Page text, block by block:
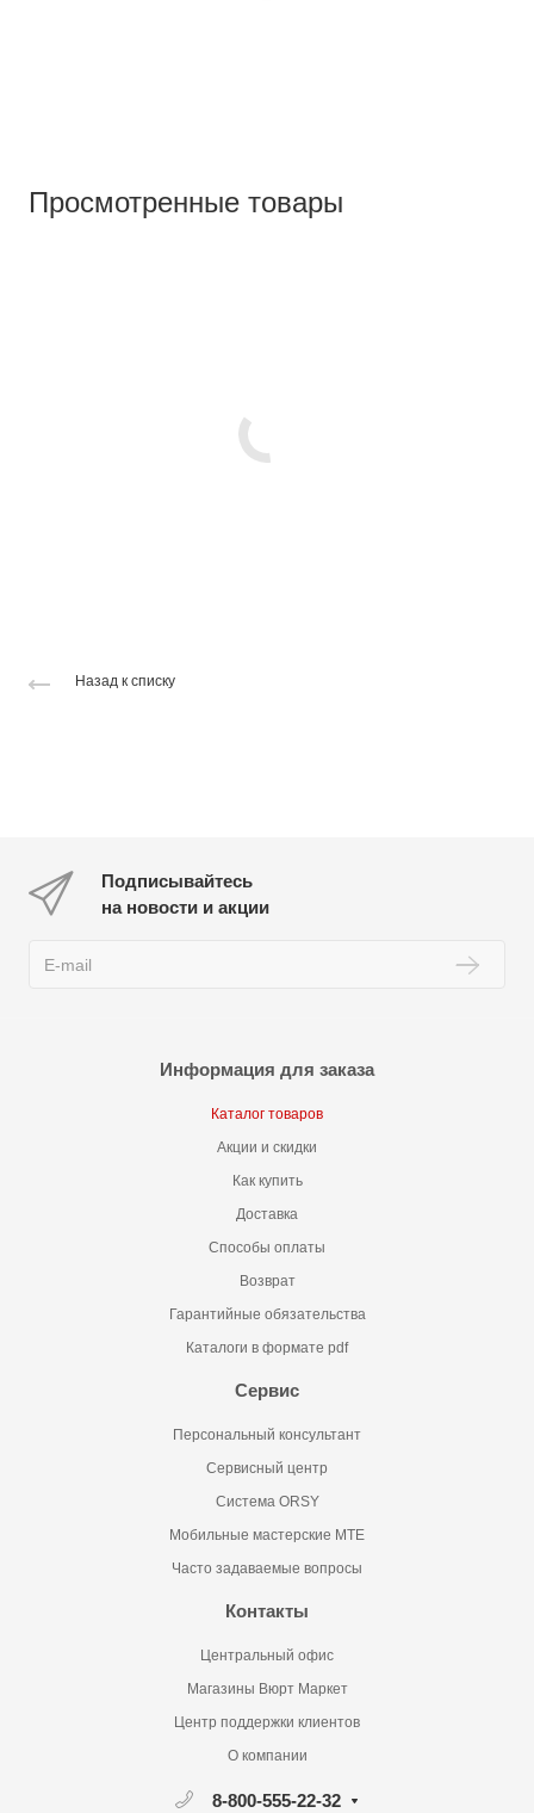
Просмотренные товары
Назад к списку
Подписывайтесь
на новости и акции
Информация для заказа
Каталог товаров
Акции и скидки
Как купить
Доставка
Способы оплаты
Возврат
Гарантийные обязательства
Каталоги в формате pdf
Сервис
Персональный консультант
Сервисный центр
Система ORSY
Мобильные мастерские MTE
Часто задаваемые вопросы
Контакты
Центральный офис
Магазины Вюрт Маркет
Центр поддержки клиентов
О компании
8-800-555-22-32